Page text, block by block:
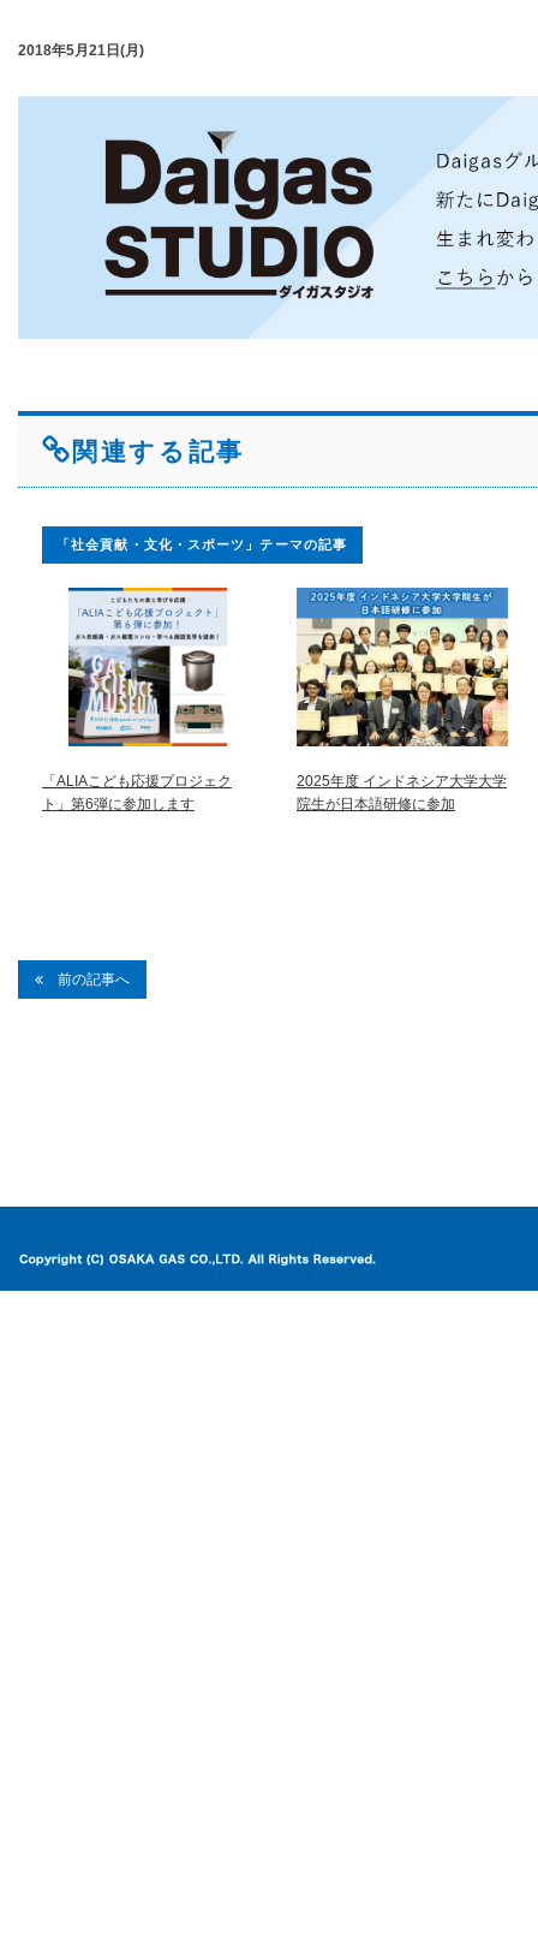
2018年5月21日(月)
関連する記事
「社会貢献・文化・スポーツ」テーマの記事
「ALIAこども応援プロジェク
ト」第6弾に参加します
2025年度 インドネシア大学大学
院生が日本語研修に参加
前の記事へ